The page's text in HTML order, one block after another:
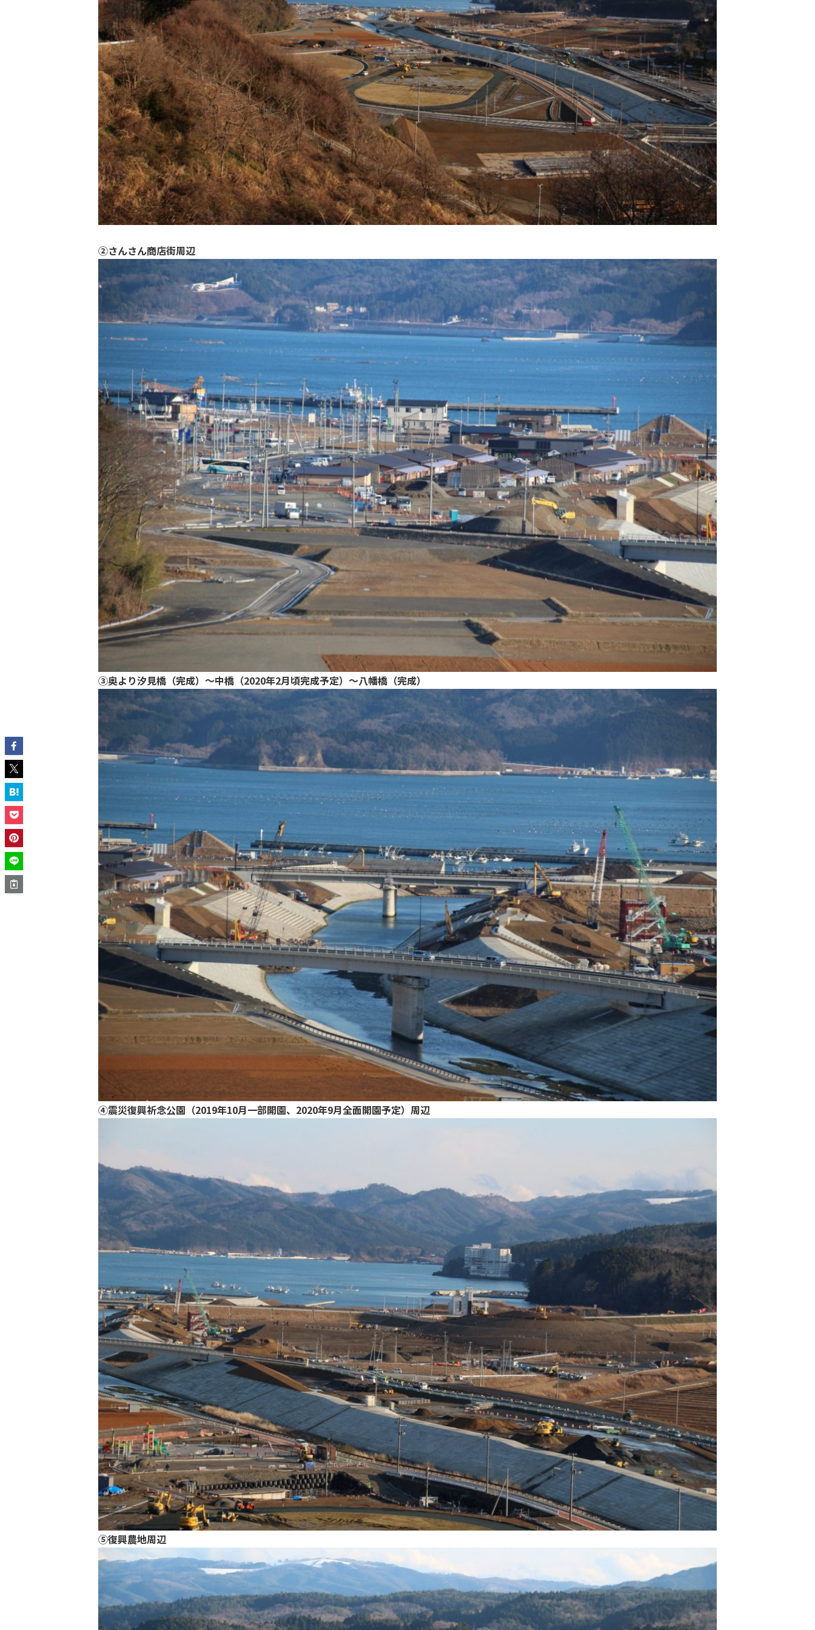
②さんさん商店街周辺
③奥より汐見橋（完成）～中橋（2020年2月頃完成予定）～八幡橋（完成）
④震災復興祈念公園（2019年10月一部開園、2020年9月全面開園予定）周辺
⑤復興農地周辺